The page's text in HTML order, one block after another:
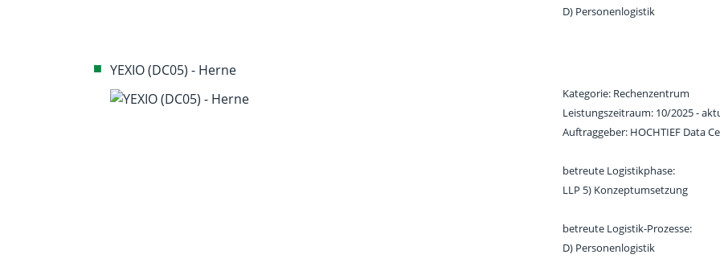
D) Personenlogistik
YEXIO (DC05) - Herne
Kategorie: Rechenzentrum
Leistungszeitraum: 10/2025 -
Auftraggeber: HOCHTIEF Data
betreute Logistikphase:
LLP 5) Konzeptumsetzung
betreute Logistik-Prozesse:
D) Personenlogistik